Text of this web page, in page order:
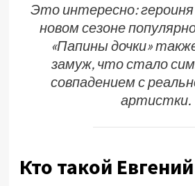
Это интересно:
новом сезоне
«Папины дочки»
замуж, что стало
совпадением с
артистки.
Кто такой